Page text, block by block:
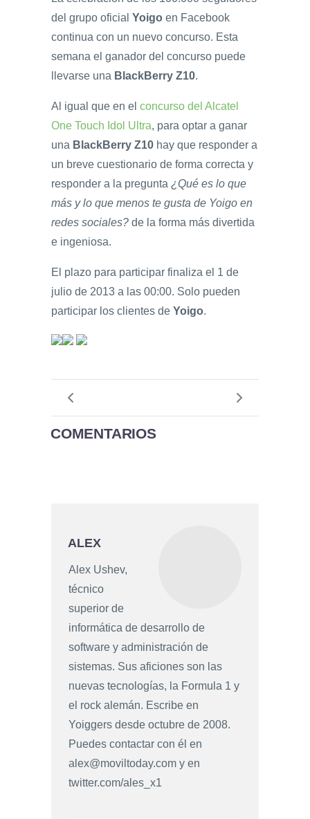
del grupo oficial Yoigo en Facebook
continua con un nuevo concurso. Esta
semana el ganador del concurso puede
llevarse una BlackBerry Z10.
Al igual que en el concurso del Alcatel
One Touch Idol Ultra, para optar a ganar
una BlackBerry Z10 hay que responder a
un breve cuestionario de forma correcta y
responder a la pregunta ¿Qué es lo que
más y lo que menos te gusta de Yoigo en
redes sociales? de la forma más divertida
e ingeniosa.
El plazo para participar finaliza el 1 de
julio de 2013 a las 00:00. Solo pueden
participar los clientes de Yoigo.
COMENTARIOS
ALEX
Alex Ushev,
técnico
superior de
informática de desarrollo de
software y administración de
sistemas. Sus aficiones son las
nuevas tecnologías, la Formula 1 y
el rock alemán. Escribe en
Yoiggers desde octubre de 2008.
Puedes contactar con él en
alex@moviltoday.com y en
twitter.com/ales_x1